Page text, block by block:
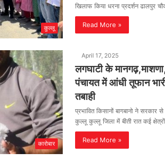
कुल्लू
खिलाफ किया धरना प्रदर्शन ढालपुर
Read More »
कारोबार
April 17, 2025
लगघाटी के
पंचायत में आंधी तूफान
तबाही
प्रभावित किसानों बागबानो ने
कुल्लू कुल्लू जिला में बीती रात कई
Read More »